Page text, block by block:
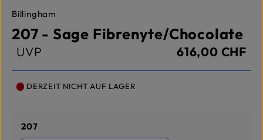
Billingham
207 - Sage Fibrenyte/Chocolate
UVP 616,00 CHF
DERZEIT NICHT AUF LAGER
207auswählen